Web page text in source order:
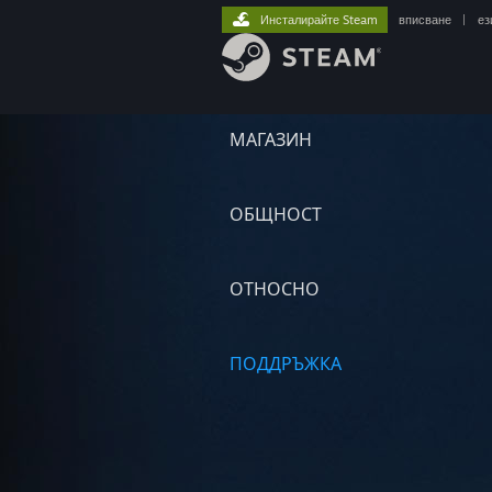
МАГАЗИН
ОБЩНОСТ
ОТНОСНО
ПОДДРЪЖКА
Инсталирайте Steam вписване